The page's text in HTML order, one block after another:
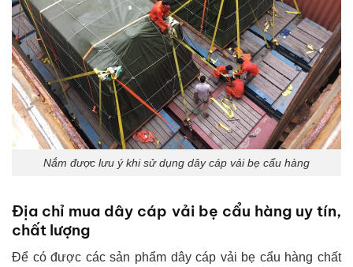
Nắm được lưu ý khi sử dụng dây cáp vải bẹ cẩu hàng
Địa chỉ mua dây cáp vải bẹ cẩu hàng uy tín,
chất lượng
Để có được các sản phẩm dây cáp vải bẹ cẩu hàng chất